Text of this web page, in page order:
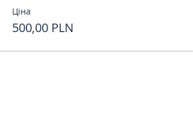
Ціна
500,00 PLN